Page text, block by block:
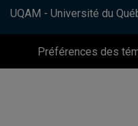
UQAM - Université du
Préférences des